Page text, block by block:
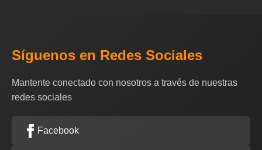
Síguenos en Redes Sociales
Mantente conectado con nosotros a través de nuestras
redes sociales
Facebook